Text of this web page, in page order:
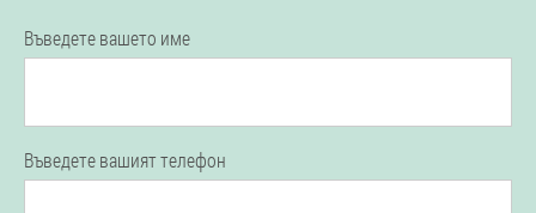
Въведете вашето име
Въведете вашият телефон